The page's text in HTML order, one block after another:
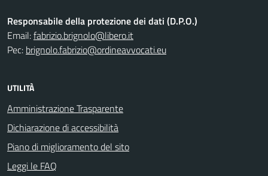
Responsabile della protezione dei dati (D.P.O.)
Email:fabrizio.brignolo@libero.it
Pec: brignolo.fabrizio@ordineavvocati.eu
UTILITÀ
Amministrazione Trasparente
Dichiarazione di accessibilità
Piano di miglioramento del sito
Leggi le FAQ